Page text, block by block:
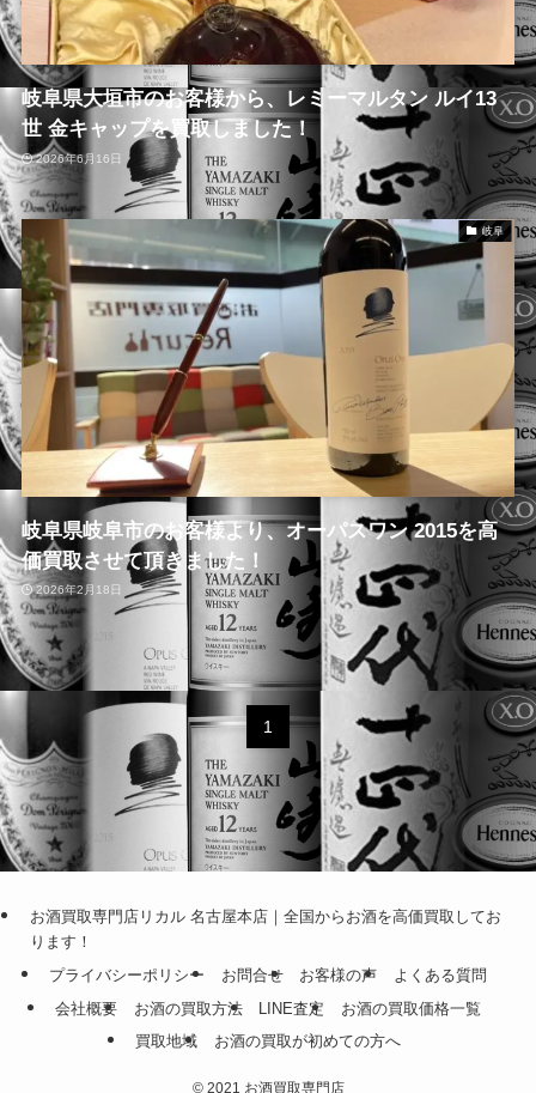
岐阜県大垣市のお客様から、レミーマルタン ルイ13
世 金キャップを買取しました！
2026年6月16日
岐阜
岐阜県岐阜市のお客様より、オーパスワン 2015を高
価買取させて頂きました！
2026年2月18日
1
お酒買取専門店リカル 名古屋本店｜全国からお酒を高価買取してお
ります！
プライバシーポリシー
お問合せ お客様の声
よくある質問
会社概要
お酒の買取方法 LINE査定
お酒の買取価格一覧
買取地域
お酒の買取が初めての方へ
©2021 お酒買取専門店